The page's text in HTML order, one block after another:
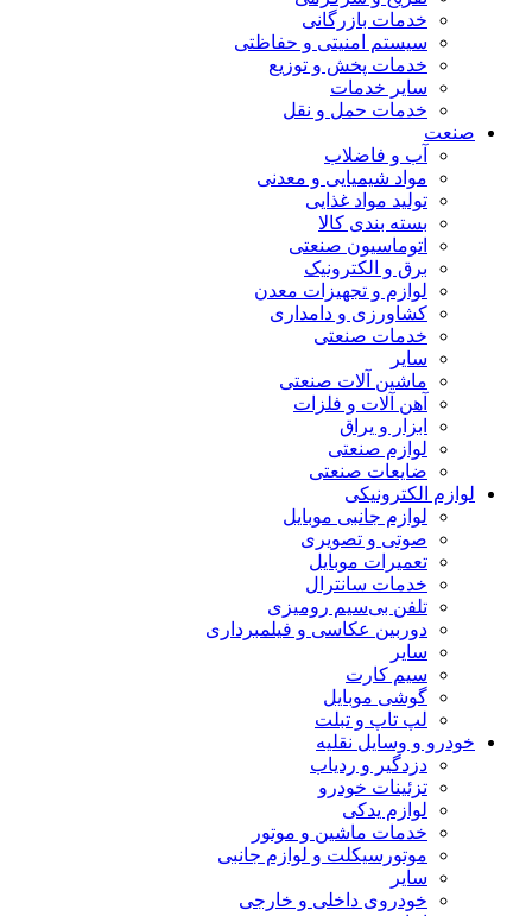
خدمات بازرگانی
سیستم امنیتی و حفاظتی
خدمات پخش و توزیع
سایر خدمات
خدمات حمل و نقل
صنعت
آب و فاضلاب
مواد شیمیایی و معدنی
تولید مواد غذایی
بسته بندی کالا
اتوماسیون صنعتی
برق و الکترونیک
لوازم و تجهیزات معدن
کشاورزی و دامداری
خدمات صنعتی
سایر
ماشین آلات صنعتی
آهن آلات و فلزات
ابزار و یراق
لوازم صنعتی
ضایعات صنعتی
لوازم الکترونیکی
لوازم جانبی موبایل
صوتی و تصویری
تعمیرات موبایل
خدمات سانترال
تلفن بی‌سیم رومیزی
دوربین عکاسی و فیلمبرداری
سایر
سیم کارت
گوشی موبایل
لپ تاپ و تبلت
خودرو و وسایل نقلیه
دزدگیر و ردیاب
تزئینات خودرو
لوازم یدکی
خدمات ماشین و موتور
موتورسیکلت و لوازم جانبی
سایر
خودروی داخلی و خارجی